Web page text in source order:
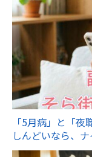
「5月病」と「
しんどいなら、